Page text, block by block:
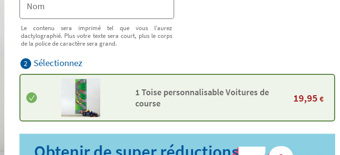
Le contenu sera imprimé tel que vous l'aurez
dactylographié. Plus votre texte sera court, plus le corps
de la police de caractère sera grand.
2 Sélectionnez
1 Toise personnalisable Voitures de
course
19,95 €